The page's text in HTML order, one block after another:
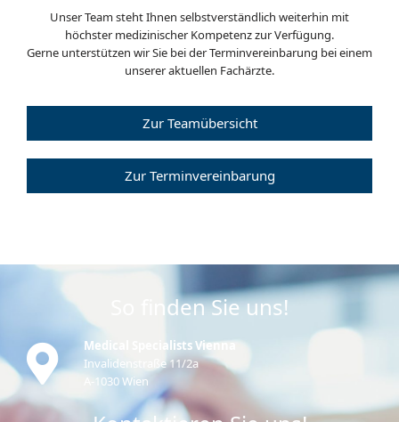
Unser Team steht Ihnen selbstverständlich weiterhin mit
höchster medizinischer Kompetenz zur Verfügung.
Gerne unterstützen wir Sie bei der Terminvereinbarung bei einem
unserer aktuellen Fachärzte.
Zur Teamübersicht
Zur Terminvereinbarung
So finden Sie uns!
Medical Specialists Vienna
Invalidenstraße 11/2a
A-1030 Wien